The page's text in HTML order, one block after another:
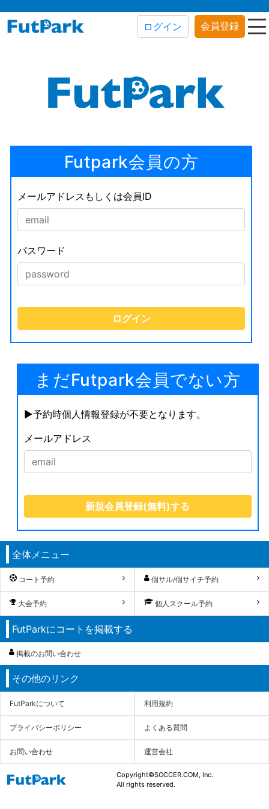
ログイン 会員登録
Futpark会員の方
メールアドレスもしくは会員ID
パスワード
まだFutpark会員でない方
▶︎予約時個人情報登録が不要となります。
メールアドレス
全体メニュー
コート予約 個サル/個サイチ予約
大会予約 個人スクール予約
FutParkにコートを掲載する
掲載のお問い合わせ
その他のリンク
FutParkについて 利用規約
プライバシーポリシー よくある質問
お問い合わせ 運営会社
Copyright©SOCCER.COM, Inc.
All rights reserved.